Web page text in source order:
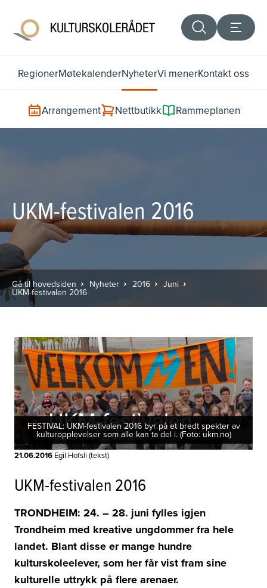
RegionerMøtekalenderNyheterVi menerKontakt oss
Arrangement Nettbutikk Rammeplanen
UKM-festivalen 2016
Gå til hovedsiden Nyheter 2016 Juni
UKM-festivalen 2016
FESTIVAL: UKM-festivalen 2016 byr på et bredt spekter av
kulturopplevelser som alle kan ta del i. (Foto: ukm.no)
21.06.2016 Egil Hofsli (tekst)
UKM-festivalen 2016
TRONDHEIM: 24. – 28. juni fylles igjen
Trondheim med kreative ungdommer fra hele
landet. Blant disse er mange hundre
kulturskoleelever, som her får vist fram sine
kulturelle uttrykk på flere arenaer.